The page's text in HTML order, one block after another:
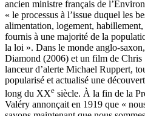
ancien ministre français de
« le processus à l’issue duquel les
alimentation, logement,
fournis à une majorité de la
la loi ». Dans le monde anglo-
Diamond (2006) et un film de Chris
lanceur d’alerte Michael Ruppert,
popularisé et actualisé une
long du XXe siècle. À la fin de la
Valéry annonçait en 1919 que «